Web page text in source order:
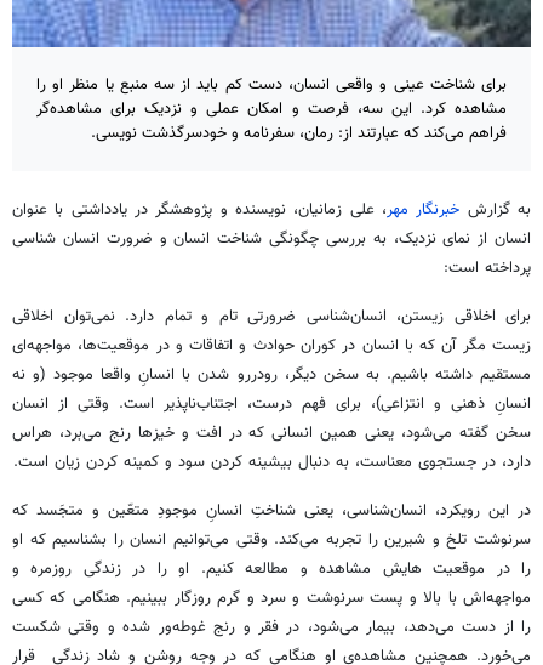
برای شناخت عینی و واقعی انسان، دست کم باید از سه منبع یا منظر او را
مشاهده کرد. این سه، فرصت و امکان عملی و نزدیک برای مشاهده‌گر
فراهم می‌کند که عبارتند از: رمان، سفرنامه و خودسرگذشت نویسی.
به گزارش خبرنگار مهر، علی زمانیان، نویسنده و پژوهشگر در یادداشتی با عنوان
انسان‌ از نمای نزدیک، به بررسی چگونگی شناخت انسان و ضرورت انسان شناسی
پرداخته است:
برای اخلاقی زیستن، انسان‌شناسی ضرورتی تام و تمام دارد. نمی‌توان اخلاقی
زیست مگر آن که با انسان در کوران حوادث و اتفاقات و در موقعیت‌ها، مواجهه‌ای
مستقیم داشته باشیم. به سخن دیگر، رودررو شدن با انسانِ واقعا موجود (و نه
انسانِ ذهنی و انتزاعی)، برای فهم درست، اجتناب‌ناپذیر است. وقتی از انسان
سخن گفته می‌شود، یعنی همین انسانی که در افت و خیزها رنج می‌برد، هراس
دارد، در جستجوی معناست، به دنبال بیشینه کردن سود و کمینه کردن زیان است.
در این رویکرد، انسان‌شناسی، یعنی شناختِ انسانِ موجودِ متعّین و متجَسد که
سرنوشت تلخ و شیرین را تجربه می‌کند. وقتی می‌توانیم انسان را بشناسیم که او
را در موقعیت هایش مشاهده و مطالعه کنیم. او را در زندگی روزمره و
مواجهه‌اش با بالا و پست سرنوشت و سرد و گرم روزگار ببینیم. هنگامی که کسی
را از دست می‌دهد، بیمار می‌شود، در فقر و رنج غوطه‌ور شده و وقتی شکست
می‌خورد. همچنین مشاهده‌ی او هنگامی که در وجه روشن و شاد زندگی قرار